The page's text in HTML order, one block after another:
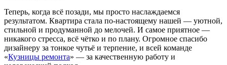
Теперь, когда всё позади, мы просто наслаждаемся
результатом. Квартира стала по-настоящему нашей — уютной,
стильной и продуманной до мелочей. И самое приятное —
никакого стресса, всё чётко и по плану. Огромное спасибо
дизайнеру за тонкое чутьё и терпение, и всей команде
«Кузницы ремонта» — за качественную работу и